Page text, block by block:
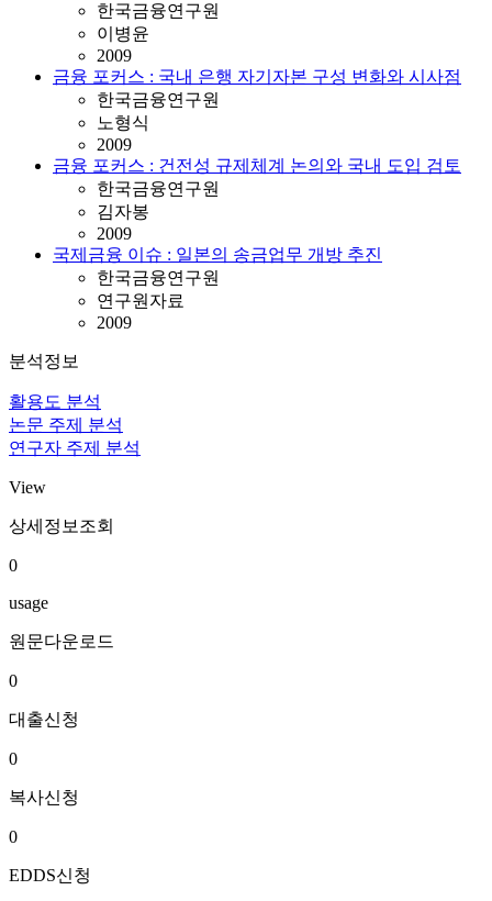
한국금융연구원
이병윤
2009
금융 포커스 : 국내 은행 자기자본 구성 변화와 시사점
한국금융연구원
노형식
2009
금융 포커스 : 건전성 규제체계 논의와 국내 도입 검토
한국금융연구원
김자봉
2009
국제금융 이슈 : 일본의 송금업무 개방 추진
한국금융연구원
연구원자료
2009
분석정보
활용도 분석
논문 주제 분석
연구자 주제 분석
View
상세정보조회
0
usage
원문다운로드
0
대출신청
0
복사신청
0
EDDS신청